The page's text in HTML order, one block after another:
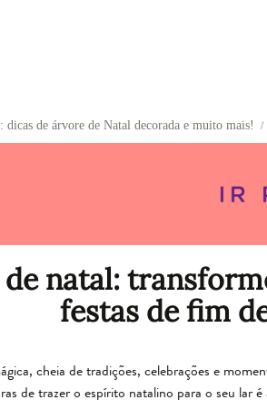
dicas de árvore de Natal decorada e muito mais! /
natal:
festas de fim
cheia de tradições, celebrações e
de trazer o espírito natalino para o seu lar